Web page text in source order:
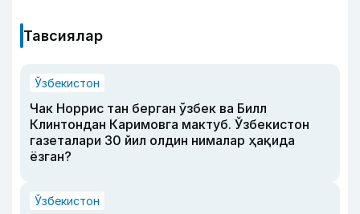
Тавсиялар
Ўзбекистон
Чак Норрис тан берган ўзбек ва Билл
Клинтондан Каримовга мактуб. Ўзбекистон
газеталари 30 йил олдин нималар ҳақида
ёзган?
Ўзбекистон